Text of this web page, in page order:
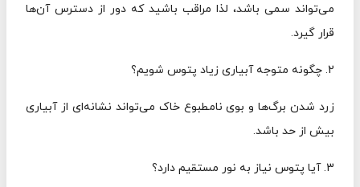
می‌تواند سمی باشد، لذا مراقب باشید که دور از دسترس آن‌ها
قرار گیرد.
2. چگونه متوجه آبیاری زیاد پتوس شویم؟
زرد شدن برگ‌ها و بوی نامطبوع خاک می‌تواند نشانه‌ای از آبیاری
بیش از حد باشد.
3. آیا پتوس نیاز به نور مستقیم دارد؟